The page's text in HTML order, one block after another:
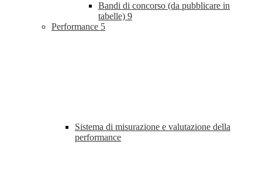
Bandi di concorso (da pubblicare in
tabelle) 9
Performance 5
Sistema di misurazione e valutazione della
performance